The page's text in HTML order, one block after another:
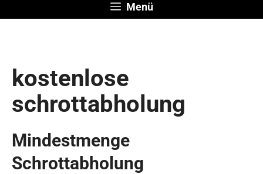
Menü
kostenlose
schrottabholung
Mindestmenge
Schrottabholung